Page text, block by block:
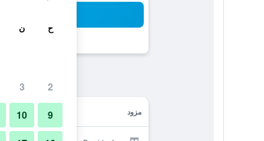
مزود
ح ن
2
3
9
10